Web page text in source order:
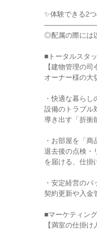
✨体験できる2
◎配属の際には
■トータルスタッ
【建物管理の
オーナー様の大
・快適な暮らし
設備のトラブル
導き出す「折衝
・お部屋を「商
退去後の点検・
を届ける、仕掛
・安定経営のバ
契約更新や入金
■マーケティン
【満室の仕掛